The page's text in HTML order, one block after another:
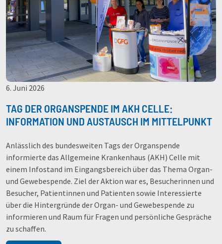
6. Juni 2026
TAG DER ORGANSPENDE IM AKH CELLE:
INFORMATION UND AUSTAUSCH IM MITTELPUNKT
Anlässlich des bundesweiten Tags der Organspende
informierte das Allgemeine Krankenhaus (AKH) Celle mit
einem Infostand im Eingangsbereich über das Thema Organ-
und Gewebespende. Ziel der Aktion war es, Besucherinnen und
Besucher, Patientinnen und Patienten sowie Interessierte
über die Hintergründe der Organ- und Gewebespende zu
informieren und Raum für Fragen und persönliche Gespräche
zu schaffen.